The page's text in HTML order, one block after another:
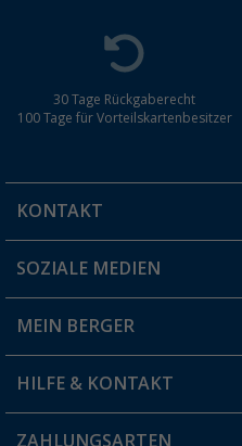
30 Tage Rückgaberecht
100 Tage für Vorteilskartenbesitzer
KONTAKT
Du hast eine Frage?
Filiale finden
SOZIALE MEDIEN
MEIN BERGER
Vorteilskarte
Blog
HILFE & KONTAKT
ZAHLUNGSARTEN